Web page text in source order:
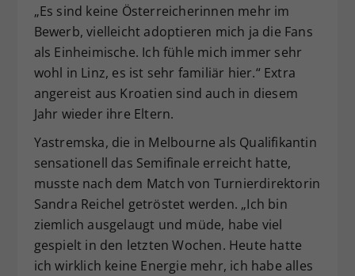
„Es sind keine Österreicherinnen mehr im
Bewerb, vielleicht adoptieren mich ja die Fans
als Einheimische. Ich fühle mich immer sehr
wohl in Linz, es ist sehr familiär hier.“ Extra
angereist aus Kroatien sind auch in diesem
Jahr wieder ihre Eltern.
Yastremska, die in Melbourne als Qualifikantin
sensationell das Semifinale erreicht hatte,
musste nach dem Match von Turnierdirektorin
Sandra Reichel getröstet werden. „Ich bin
ziemlich ausgelaugt und müde, habe viel
gespielt in den letzten Wochen. Heute hatte
ich wirklich keine Energie mehr, ich habe alles